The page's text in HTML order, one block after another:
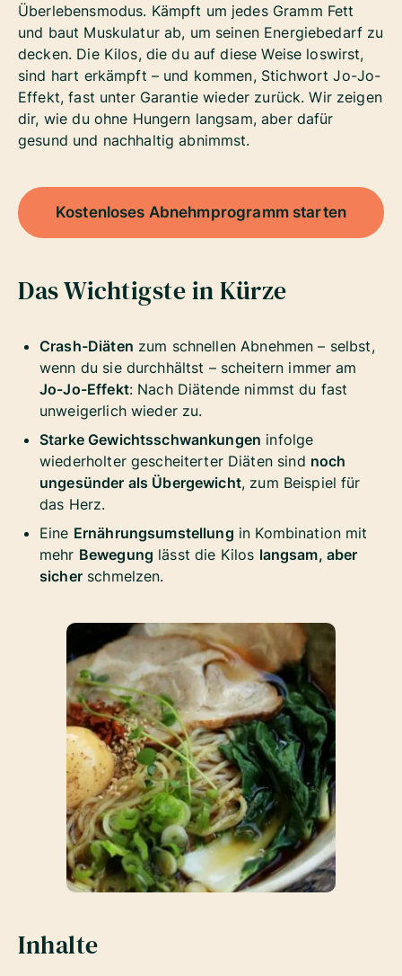
Überlebensmodus. Kämpft um jedes Gramm Fett
und baut Muskulatur ab, um seinen Energiebedarf zu
decken. Die Kilos, die du auf diese Weise loswirst,
sind hart erkämpft – und kommen, Stichwort Jo-Jo-
Effekt, fast unter Garantie wieder zurück. Wir zeigen
dir, wie du ohne Hungern langsam, aber dafür
gesund und nachhaltig abnimmst.
Kostenloses Abnehmprogramm starten
Das Wichtigste in Kürze
Crash-Diäten zum schnellen Abnehmen – selbst,
wenn du sie durchhältst – scheitern immer am
Jo-Jo-Effekt: Nach Diätende nimmst du fast
unweigerlich wieder zu.
Starke Gewichtsschwankungen infolge
wiederholter gescheiterter Diäten sind noch
ungesünder als Übergewicht, zum Beispiel für
das Herz.
Eine Ernährungsumstellung in Kombination mit
mehr Bewegung lässt die Kilos langsam, aber
sicherschmelzen.
Inhalte